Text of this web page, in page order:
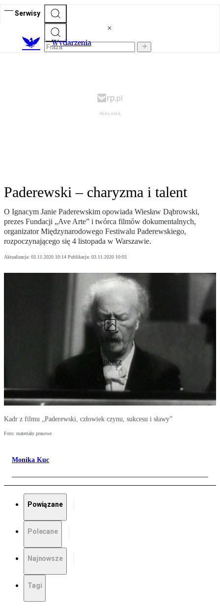
Serwisy
Wydarzenia
Paderewski – charyzma i talent
O Ignacym Janie Paderewskim opowiada Wiesław Dąbrowski,
prezes Fundacji „Ave Arte” i twórca filmów dokumentalnych,
organizator Międzynarodowego Festiwalu Paderewskiego,
rozpoczynającego się 4 listopada w Warszawie.
Aktualizacja: 03.11.2020 10:14 Publikacja: 03.11.2020 10:03
5 zdjęć
Zobacz
Kadr z filmu „Paderewski, człowiek czynu, sukcesu i sławy”
Foto: materiały prasowe
Monika Kuc
Powiązane
Polecane
Najnowsze
Tagi